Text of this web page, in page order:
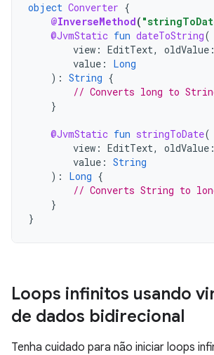
object Converter {
@InverseMethod(
@JvmStatic fun dateToString(
view : EditText, oldValue :
value :
Long
): String {
// Converts long to
}
@JvmStatic fun stringToDate(
view : EditText, oldValue :
value : String
):
Long {
// Converts String to
}
}
Loops infinitos usando
de dados bidirecional
Tenha cuidado para não iniciar loops